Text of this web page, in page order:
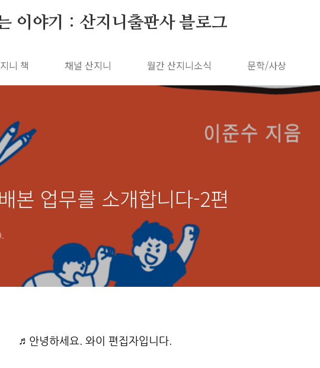
이야기 : 산지니출판사 블로그
니 책 채널 산지니 월간 산지니소식 문학/사상
본 업무를 소개합니다-2편
♬안녕하세요. 와이 편집자입니다.